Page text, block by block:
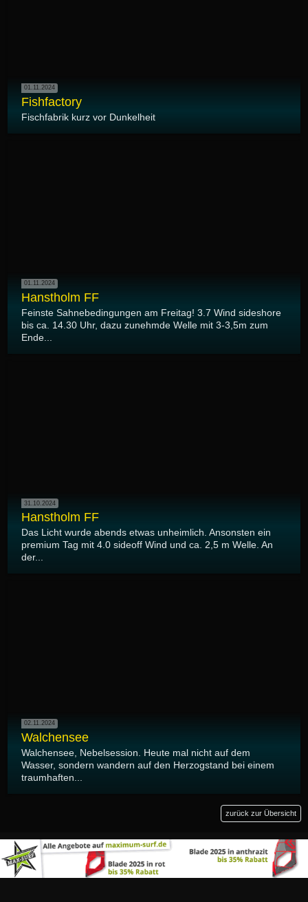
01.11.2024
Fishfactory
Fischfabrik kurz vor Dunkelheit
01.11.2024
Hanstholm FF
Feinste Sahnebedingungen am Freitag! 3.7 Wind sideshore
bis ca. 14.30 Uhr, dazu zunehmde Welle mit 3-3,5m zum
Ende...
31.10.2024
Hanstholm FF
Das Licht wurde abends etwas unheimlich. Ansonsten ein
premium Tag mit 4.0 sideoff Wind und ca. 2,5 m Welle. An
der...
02.11.2024
Walchensee
Walchensee, Nebelsession. Heute mal nicht auf dem
Wasser, sondern wandern auf den Herzogstand bei einem
traumhaften...
zurück zur Übersicht